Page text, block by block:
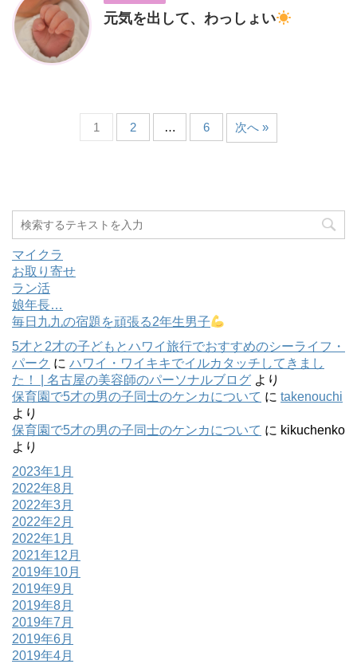
元気を出して、わっしょい
1 2 … 6 次へ »
マイクラ
お取り寄せ
ラン活
娘年長…
毎日九九の宿題を頑張る2年生男子
5才と2才の子どもとハワイ旅行でおすすめのシーライフ・
パーク に ハワイ・ワイキキでイルカタッチしてきまし
た！ | 名古屋の美容師のパーソナルブログ より
保育園で5才の男の子同士のケンカについて に takenouchi
より
保育園で5才の男の子同士のケンカについて に kikuchenko
より
2023年1月
2022年8月
2022年3月
2022年2月
2022年1月
2021年12月
2019年10月
2019年9月
2019年8月
2019年7月
2019年6月
2019年4月